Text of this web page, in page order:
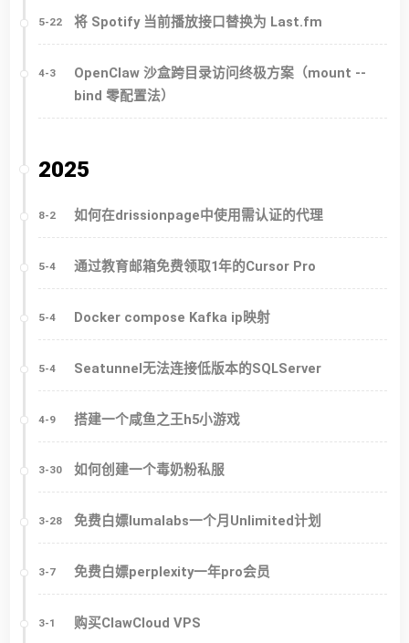
5-22 将 Spotify 当前播放接口替换为 Last.fm
4-3
OpenClaw 沙盒跨目录访问终极方案（mount --
bind 零配置法）
2025
8-2 如何在drissionpage中使用需认证的代理
5-4 通过教育邮箱免费领取1年的Cursor Pro
5-4 Docker compose Kafka ip映射
5-4 Seatunnel无法连接低版本的SQLServer
4-9 搭建一个咸鱼之王h5小游戏
3-30 如何创建一个毒奶粉私服
3-28 免费白嫖lumalabs一个月Unlimited计划
3-7 免费白嫖perplexity一年pro会员
3-1 购买ClawCloud VPS